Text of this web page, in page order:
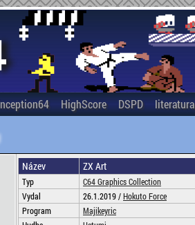
HighScore DSPD literatura
Název ZX Art
Typ
C64 Graphics Collection
Vydal
26.1.2019 /Hokuto Force
Program
Majikeyric